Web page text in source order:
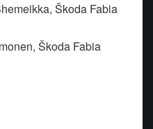
Škoda Fabia
Škoda Fabia